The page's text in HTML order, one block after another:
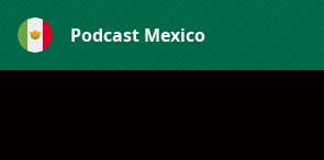
Podcast Mexico